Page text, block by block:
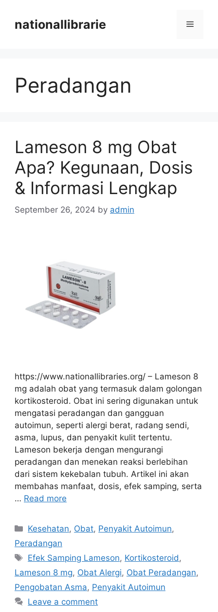
contentnationallibrarie Menu
Peradangan
Lameson 8 mg Obat
Apa? Kegunaan, Dosis
& Informasi Lengkap
September 26, 2024 by admin
https://www.nationallibraries.org/ – Lameson 8
mg adalah obat yang termasuk dalam golongan
kortikosteroid. Obat ini sering digunakan untuk
mengatasi peradangan dan gangguan
autoimun, seperti alergi berat, radang sendi,
asma, lupus, dan penyakit kulit tertentu.
Lameson bekerja dengan mengurangi
peradangan dan menekan reaksi berlebihan
dari sistem kekebalan tubuh. Artikel ini akan
membahas manfaat, dosis, efek samping, serta
… Read more
Categories
Kesehatan, Obat, Penyakit Autoimun,
Peradangan
Tags
Efek Samping Lameson, Kortikosteroid ,
Lameson 8 mg, Obat Alergi, Obat Peradangan,
Pengobatan Asma, Penyakit Autoimun
Leave a comment